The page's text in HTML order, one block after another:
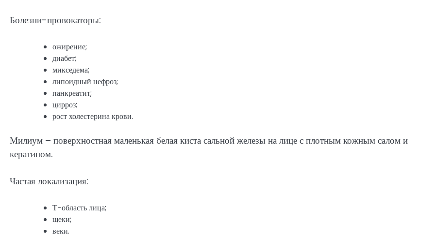
Болезни-провокаторы:
ожирение;
диабет;
микседема;
липоидный нефроз;
панкреатит;
цирроз;
рост холестерина крови.
Милиум – поверхностная маленькая белая киста сальной железы на лице с плотным кожным салом и
кератином.
Частая локализация:
Т-область лица;
щеки;
веки.